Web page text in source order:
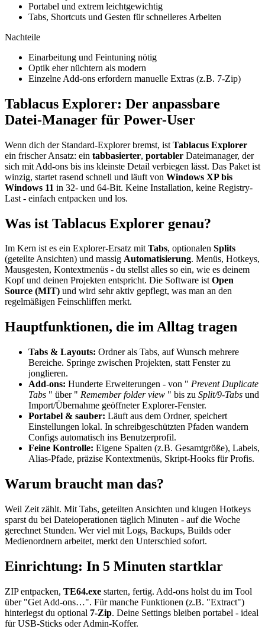
Portabel und extrem leichtgewichtig
Tabs, Shortcuts und Gesten für schnelleres Arbeiten
Nachteile
Einarbeitung und Feintuning nötig
Optik eher nüchtern als modern
Einzelne Add-ons erfordern manuelle Extras (z.B. 7-Zip)
Tablacus Explorer: Der anpassbare
Datei-Manager für Power-User
Wenn dich der Standard-Explorer bremst, ist Tablacus Explorer
ein frischer Ansatz: ein tabbasierter, portabler Dateimanager, der
sich mit Add-ons bis ins kleinste Detail verbiegen lässt. Das Paket ist
winzig, startet rasend schnell und läuft von Windows XP bis
Windows 11 in 32- und 64-Bit. Keine Installation, keine Registry-
Last - einfach entpacken und los.
Was ist Tablacus Explorer genau?
Im Kern ist es ein Explorer-Ersatz mitTabs, optionalen Splits
(geteilte Ansichten) und massig Automatisierung. Menüs, Hotkeys,
Mausgesten, Kontextmenüs - du stellst alles so ein, wie es deinem
Kopf und deinen Projekten entspricht. Die Software istOpen
Source (MIT) und wird sehr aktiv gepflegt, was man an den
regelmäßigen Feinschliffen merkt.
Hauptfunktionen, die im Alltag tragen
Tabs & Layouts: Ordner als Tabs, auf Wunsch mehrere
Bereiche. Springe zwischen Projekten, statt Fenster zu
jonglieren.
Add-ons: Hunderte Erweiterungen - von " Prevent Duplicate
Tabs " über " Remember folder view " bis zu Split/9-Tabs und
Import/Übernahme geöffneter Explorer-Fenster.
Portabel & sauber: Läuft aus dem Ordner, speichert
Einstellungen lokal. In schreibgeschützten Pfaden wandern
Configs automatisch ins Benutzerprofil.
Feine Kontrolle: Eigene Spalten (z.B. Gesamtgröße), Labels,
Alias-Pfade, präzise Kontextmenüs, Skript-Hooks für Profis.
Warum braucht man das?
Weil Zeit zählt. Mit Tabs, geteilten Ansichten und klugen Hotkeys
sparst du bei Dateioperationen täglich Minuten - auf die Woche
gerechnet Stunden. Wer viel mit Logs, Backups, Builds oder
Medienordnern arbeitet, merkt den Unterschied sofort.
Einrichtung: In 5 Minuten startklar
ZIP entpacken, TE64.exe starten, fertig. Add-ons holst du im Tool
über "Get Add-ons…". Für manche Funktionen (z.B. "Extract")
hinterlegst du optional 7-Zip. Deine Settings bleiben portabel - ideal
für USB-Sticks oder Admin-Koffer.